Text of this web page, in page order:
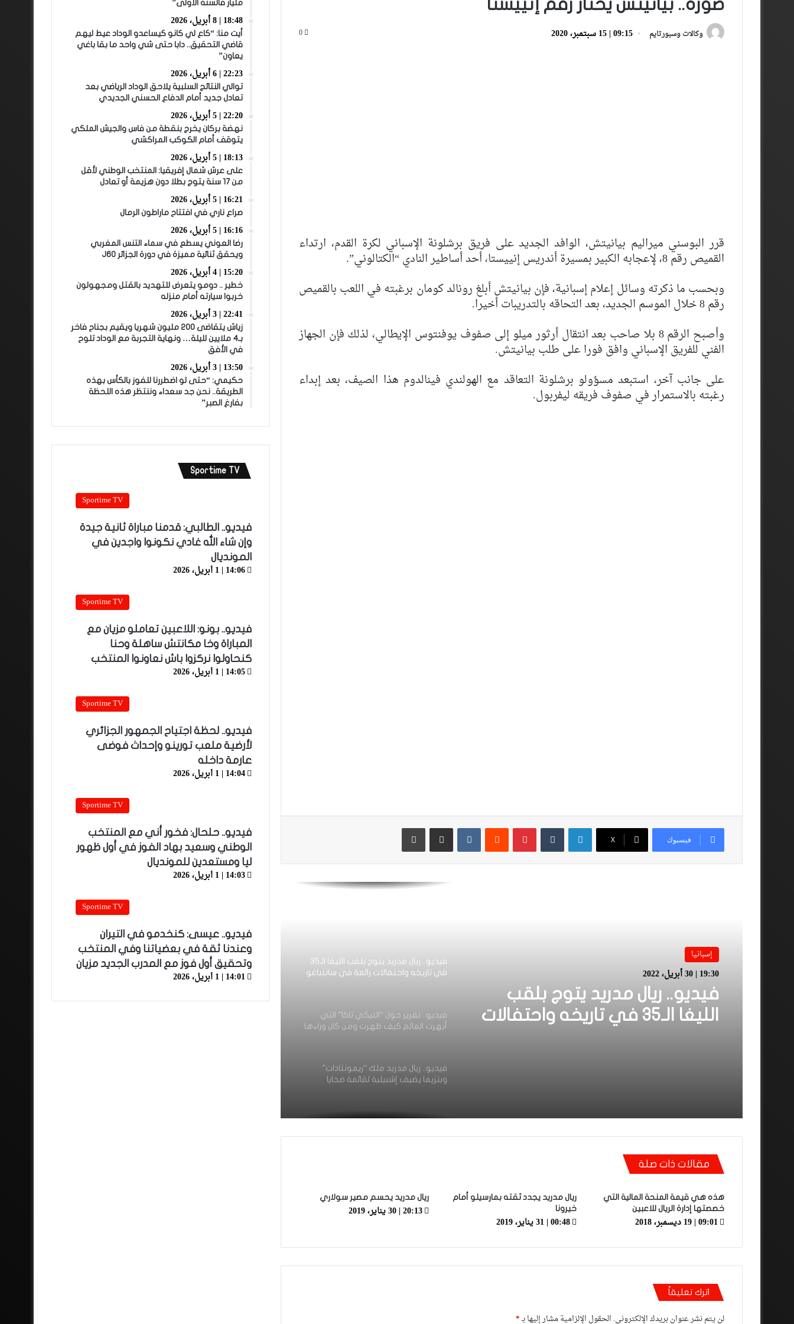
صورة.. بيانيتش يختار رقم إنييستا
وكالات وسبورتايم 09:15 | 15 سبتمبر، 2020 0
قرر البوسني ميراليم بيانيتش، الوافد الجديد على فريق برشلونة الإسباني لكرة القدم، ارتداء
القميص رقم 8، لإعجابه الكبير بمسيرة أندريس إنييستا، أحد أساطير النادي “الكتالوني”.
وبحسب ما ذكرته وسائل إعلام إسبانية، فإن بيانيتش أبلغ رونالد كومان برغبته في اللعب بالقميص
رقم 8 خلال الموسم الجديد، بعد التحاقه بالتدريبات أخيرا
.
وأصبح الرقم 8 بلا صاحب بعد انتقال أرثور ميلو إلى صفوف يوفنتوس الإيطالي، لذلك فإن الجهاز
الفني للفريق الإسباني وافق فورا على طلب بيانيتش.
على جانب آخر، استبعد مسؤولو برشلونة التعاقد مع الهولندي فينالدوم هذا الصيف، بعد إبداء
رغبته بالاستمرار في صفوف فريقه ليفربول.
فيسبوك ‫X
لينكدإن بينتيريست مشاركة عبر البريد طباعة
إسبانيا
19:30 | 30 أبريل، 2022
فيديو.. ريال مدريد يتوج بلقب
الليغا الـ35 في تاريخه واحتفالات
فيديو.. شاهد انبهار الإعلام العربي
بمستوى أخوماش والزلزولي وحديثهم عن
فيديو.. ريال مدريد يتوج بلقب الليغا الـ35
في تاريخه واحتفالات رائعة في سانتياغو
فيديو.. تقرير حول “التيكي تاكا” التي
أبهرت العالم كيف ظهرت ومن كان وراءها
فيديو.. ريال مدريد ملك “ريمونتادات”
وبنزيما يضيف إشبيلية لقائمة ضحايا
بيتيس وإشبيلية بكأس إسبانيا
مقالات ذات صلة
هذه هي قيمة المنحة المالية التي
خصصتها إدارة الريال للاعبين
09:01 | 19 ديسمبر، 2018
ريال مدريد يجدد ثقته بمارسيلو أمام
خيرونا
00:48 | 31 يناير، 2019
ريال مدريد يحسم مصير سولاري
20:13 | 30 يناير، 2019
اترك تعليقاً
لن يتم نشر عنوان بريدك الإلكتروني. الحقول الإلزامية مشار إليها بـ*
مليار فالسنة الأولى”
18:48 | 8 أبريل، 2026
أيت منا: “كاع لي كانو كيساعدو الوداد عيط ليهم
قاضي التحقيق.. دابا حتى شي واحد ما بقا باغي
يعاون”
22:23 | 6 أبريل، 2026
توالي النتائج السلبية يلاحق الوداد الرياضي بعد
تعادل جديد أمام الدفاع الحسني الجديدي
22:20 | 5 أبريل، 2026
نهضة بركان يخرج بنقطة من فاس والجيش الملكي
يتوقف أمام الكوكب المراكشي
18:13 | 5 أبريل، 2026
على عرش شمال إفريقيا: المنتخب الوطني لأقل
من 17 سنة يتوج بطلا دون هزيمة أو تعادل
16:21 | 5 أبريل، 2026
صراع ناري في افتتاح ماراطون الرمال
16:16 | 5 أبريل، 2026
رضا العوني يسطع في سماء التنس المغربي
ويحقق ثنائية مميزة في دورة الجزائر J60
15:20 | 4 أبريل، 2026
خطير .. دومو يتعرض للتهديد بالقتل ومجهولون
خربوا سيارته أمام منزله
22:41 | 3 أبريل، 2026
زياش يتقاضى 200 مليون شهريا ويقيم بجناح فاخر
بـ4 ملايين لليلة… ونهاية التجربة مع الوداد تلوح
في الأفق
13:50 | 3 أبريل، 2026
حكيمي: “حتى لو اضطررنا للفوز بالكأس بهذه
الطريقة.. نحن جد سعداء وننتظر هذه اللحظة
بفارغ الصبر”
Sportime TV
Sportime TV
فيديو.. الطالبي: قدمنا مباراة ثانية جيدة
وإن شاء الله غادي نكونوا واجدين في
المونديال
14:06 | 1 أبريل، 2026
Sportime TV
فيديو.. بونو: اللاعبين تعاملو مزيان مع
المباراة وخا مكانتش ساهلة وحنا
كنحاولوا نركزوا باش نعاونوا المنتخب
14:05 | 1 أبريل، 2026
Sportime TV
فيديو.. لحظة اجتياح الجمهور الجزائري
لأرضية ملعب تورينو وإحداث فوضى
عارمة داخله
14:04 | 1 أبريل، 2026
Sportime TV
فيديو.. حلحال: فخور أني مع المنتخب
الوطني وسعيد بهاد الفوز في أول ظهور
ليا ومستعدين للمونديال
14:03 | 1 أبريل، 2026
Sportime TV
فيديو.. عيسى: كنخدمو في التيران
وعندنا ثقة في بعضياتنا وفي المنتخب
وتحقيق أول فوز مع المدرب الجديد مزيان
14:01 | 1 أبريل، 2026